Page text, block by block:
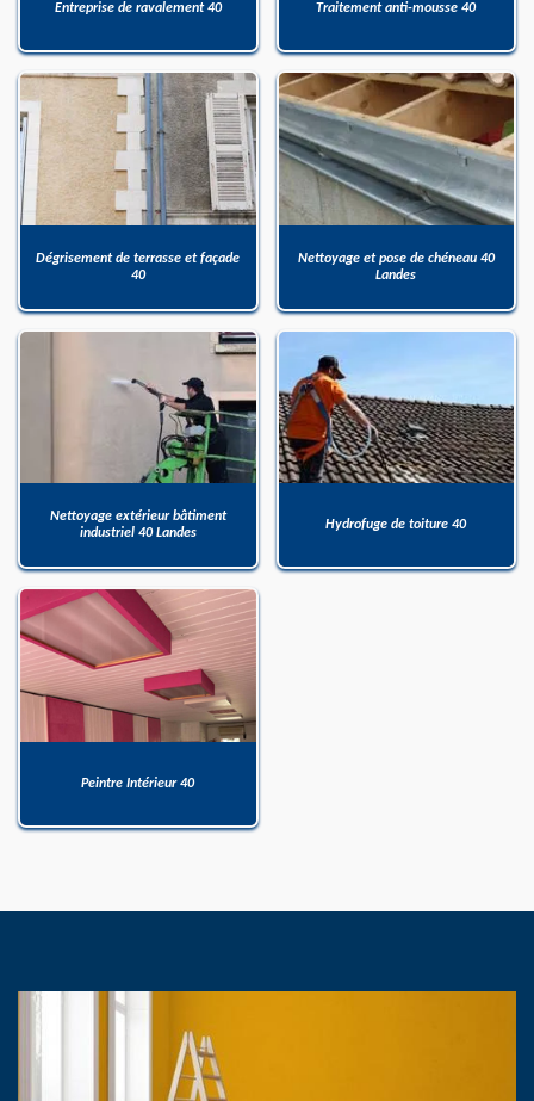
Entreprise de ravalement 40 Traitement anti-mousse 40
Dégrisement de terrasse et façade
40
Nettoyage et pose de chéneau 40
Landes
Nettoyage extérieur bâtiment
industriel 40 Landes
Hydrofuge de toiture 40
Peintre Intérieur 40